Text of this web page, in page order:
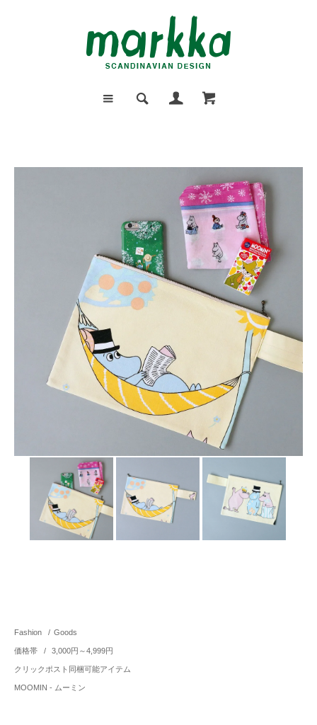
Fashion / Goods
価格帯 / 3,000円～4,999円
クリックポスト同梱可能アイテム
MOOMIN - ムーミン